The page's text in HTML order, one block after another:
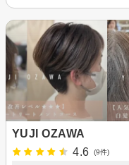
YUJI OZAWA
4.6
(9件)